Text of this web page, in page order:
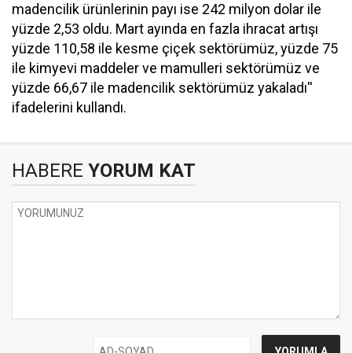
madencilik ürünlerinin payı ise 242 milyon dolar ile
yüzde 2,53 oldu. Mart ayında en fazla ihracat artışı
yüzde 110,58 ile kesme çiçek sektörümüz, yüzde 75
ile kimyevi maddeler ve mamulleri sektörümüz ve
yüzde 66,67 ile madencilik sektörümüz yakaladı''
ifadelerini kullandı.
HABERE YORUM KAT